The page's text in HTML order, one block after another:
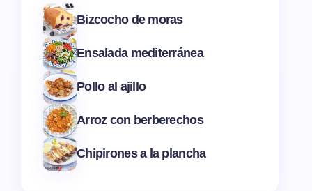
Bizcocho de moras
Ensalada mediterránea
Pollo al ajillo
Arroz con berberechos
Chipirones a la plancha